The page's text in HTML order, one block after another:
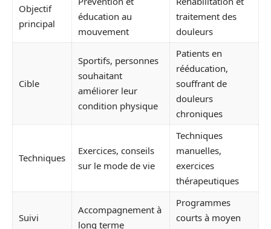
Objectif
principal
éducation au
mouvement
traitement des
douleurs
Cible
Sportifs, personnes
souhaitant
améliorer leur
condition physique
Patients en
rééducation,
souffrant de
douleurs
chroniques
Techniques
Exercices, conseils
sur le mode de vie
Techniques
manuelles,
exercices
thérapeutiques
Suivi
Accompagnement à
long terme
Programmes
courts à moyen